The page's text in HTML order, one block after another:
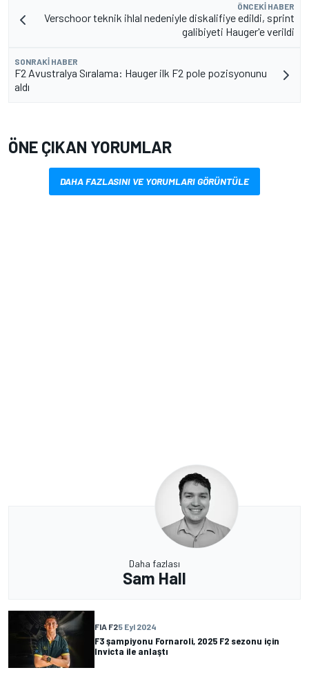
ÖNCEKI HABER
Verschoor teknik ihlal nedeniyle diskalifiye edildi, sprint
galibiyeti Hauger'e verildi
SONRAKI HABER
F2 Avustralya Sıralama: Hauger ilk F2 pole pozisyonunu
aldı
ÖNE ÇIKAN YORUMLAR
DAHA FAZLASINI VE YORUMLARI GÖRÜNTÜLE
Daha fazlası
Sam Hall
FIA F25 Eyl 2024
F3 şampiyonu Fornaroli, 2025 F2 sezonu için
Invicta ile anlaştı